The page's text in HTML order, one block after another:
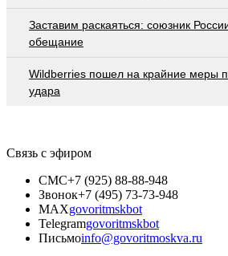
Заставим раскаяться: союзник
обещание
Wildberries пошел на крайние меры
удара
Связь с эфиром
СМС+7 (925) 88-88-948
Звонок+7 (495) 73-73-948
MAXgovoritmskbot
Telegramgovoritmskbot
Письмоinfo@govoritmoskva.ru